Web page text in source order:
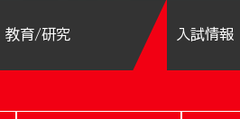
教育/研究 入試情報